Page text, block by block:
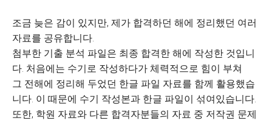
조금 늦은 감이 있지만, 제가 합격하던 해에 정리했던 여러
자료를 공유합니다.
첨부한 기출 분석 파일은 최종 합격한 해에 작성한 것입니
다. 처음에는 수기로 작성하다가 체력적으로 힘이 부쳐
그 전해에 정리해 두었던 한글 파일 자료를 함께 활용했습
니다. 이 때문에 수기 작성본과 한글 파일이 섞여있습니다.
또한, 학원 자료와 다른 합격자분들의 자료 중 저작권 문제